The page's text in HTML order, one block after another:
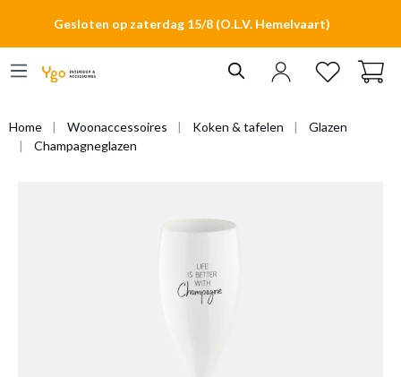
Gesloten op zaterdag 15/8 (O.L.V. Hemelvaart)
Home Woonaccessoires Koken & tafelen
Glazen
Champagneglazen